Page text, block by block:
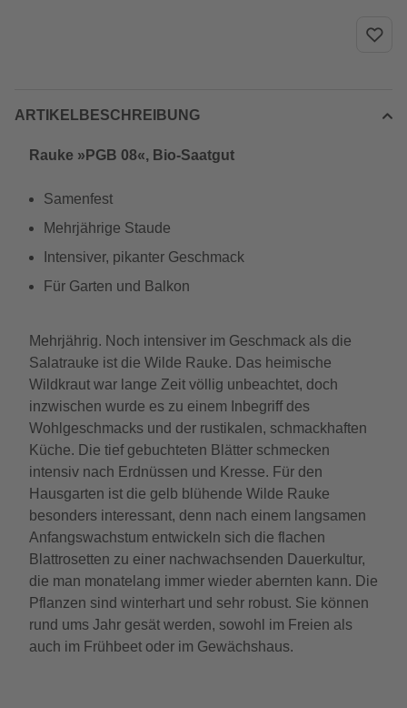
ARTIKELBESCHREIBUNG
Rauke »PGB 08«, Bio-Saatgut
Samenfest
Mehrjährige Staude
Intensiver, pikanter Geschmack
Für Garten und Balkon
Mehrjährig. Noch intensiver im Geschmack als die
Salatrauke ist die Wilde Rauke. Das heimische
Wildkraut war lange Zeit völlig unbeachtet, doch
inzwischen wurde es zu einem Inbegriff des
Wohlgeschmacks und der rustikalen, schmackhaften
Küche. Die tief gebuchteten Blätter schmecken
intensiv nach Erdnüssen und Kresse. Für den
Hausgarten ist die gelb blühende Wilde Rauke
besonders interessant, denn nach einem langsamen
Anfangswachstum entwickeln sich die flachen
Blattrosetten zu einer nachwachsenden Dauerkultur,
die man monatelang immer wieder abernten kann. Die
Pflanzen sind winterhart und sehr robust. Sie können
rund ums Jahr gesät werden, sowohl im Freien als
auch im Frühbeet oder im Gewächshaus.